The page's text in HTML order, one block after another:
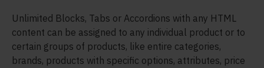
Unlimited Blocks, Tabs or Accordions with any HTML
content can be assigned to any individual product or to
certain groups of products, like entire categories,
brands, products with specific options, attributes, price